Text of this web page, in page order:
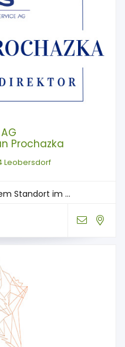
Prochazka
Leobersdorf
Standort im ...